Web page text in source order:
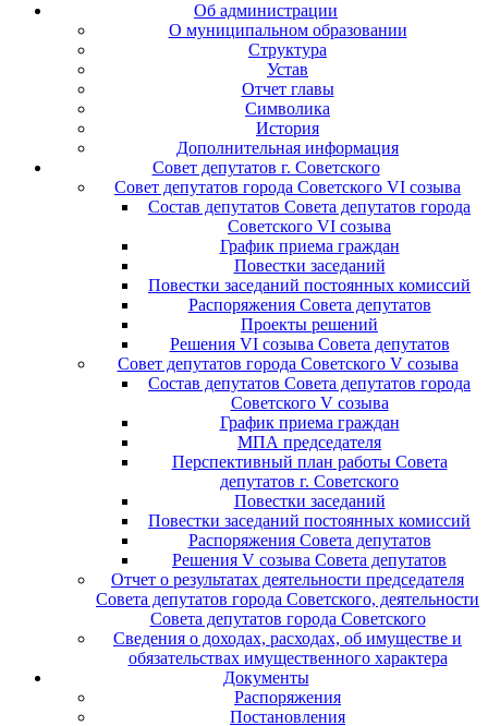
Об администрации
О муниципальном образовании
Структура
Устав
Отчет главы
Символика
История
Дополнительная информация
Совет депутатов г. Советского
Совет депутатов города Советского VI созыва
Состав депутатов Совета депутатов города
Советского VI созыва
График приема граждан
Повестки заседаний
Повестки заседаний постоянных комиссий
Распоряжения Совета депутатов
Проекты решений
Решения VI созыва Совета депутатов
Совет депутатов города Советского V созыва
Состав депутатов Совета депутатов города
Советского V созыва
График приема граждан
МПА председателя
Перспективный план работы Совета
депутатов г. Советского
Повестки заседаний
Повестки заседаний постоянных комиссий
Распоряжения Совета депутатов
Решения V созыва Совета депутатов
Отчет о результатах деятельности председателя
Совета депутатов города Советского, деятельности
Совета депутатов города Советского
Сведения о доходах, расходах, об имуществе и
обязательствах имущественного характера
Документы
Распоряжения
Постановления